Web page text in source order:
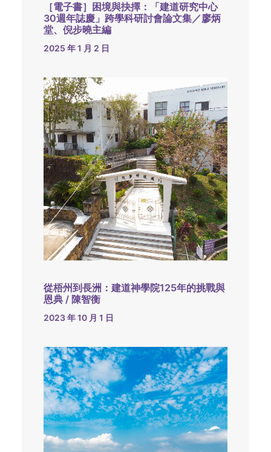
［電子書］困境與抉擇：「建道研究中心
30週年誌慶」跨學科研討會論文集／廖炳
堂、倪步曉主編
2025 年 1 月 2 日
從梧州到長洲：建道神學院125年的挑戰與
恩典 / 陳智衡
2023 年 10 月 1 日